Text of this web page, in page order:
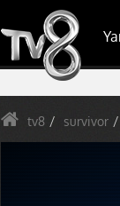
tv8 survivor